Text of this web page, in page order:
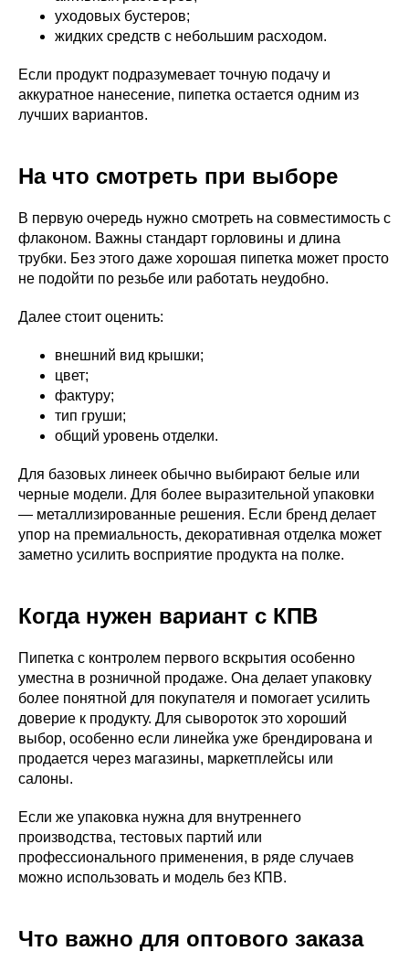
уходовых бустеров;
жидких средств с небольшим расходом.
Если продукт подразумевает точную подачу и
аккуратное нанесение, пипетка остается одним из
лучших вариантов.
На что смотреть при выборе
В первую очередь нужно смотреть на совместимость с
флаконом. Важны стандарт горловины и длина
трубки. Без этого даже хорошая пипетка может просто
не подойти по резьбе или работать неудобно.
Далее стоит оценить:
внешний вид крышки;
цвет;
фактуру;
тип груши;
общий уровень отделки.
Для базовых линеек обычно выбирают белые или
черные модели. Для более выразительной упаковки
— металлизированные решения. Если бренд делает
упор на премиальность, декоративная отделка может
заметно усилить восприятие продукта на полке.
Когда нужен вариант с КПВ
Пипетка с контролем первого вскрытия особенно
уместна в розничной продаже. Она делает упаковку
более понятной для покупателя и помогает усилить
доверие к продукту. Для сывороток это хороший
выбор, особенно если линейка уже брендирована и
продается через магазины, маркетплейсы или
салоны.
Если же упаковка нужна для внутреннего
производства, тестовых партий или
профессионального применения, в ряде случаев
можно использовать и модель без КПВ.
Что важно для оптового заказа